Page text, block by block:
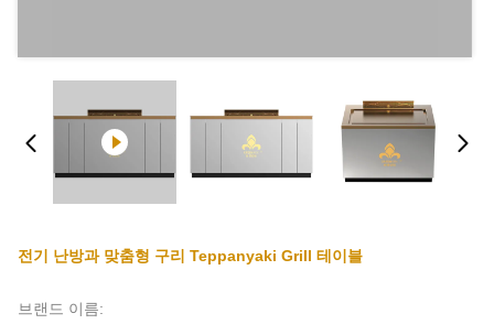
전기 난방과 맞춤형 구리 Teppanyaki Grill 테이블
브랜드 이름: